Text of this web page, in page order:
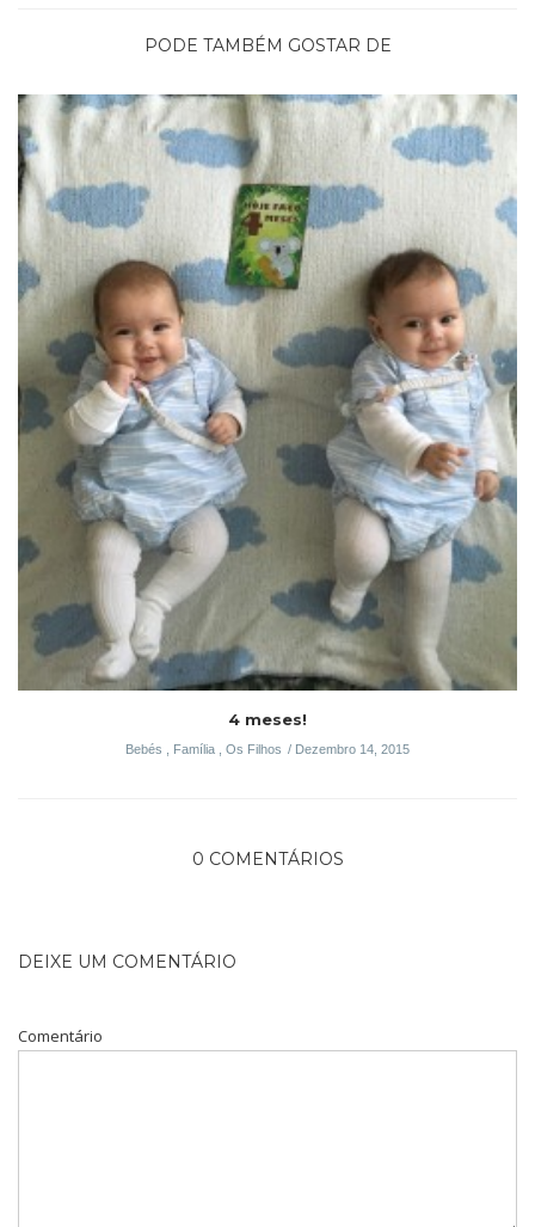
PODE TAMBÉM GOSTAR DE
4 meses!
Bebés Família Os Filhos Dezembro 14, 2015
0 COMENTÁRIOS
DEIXE UM COMENTÁRIO
Comentário